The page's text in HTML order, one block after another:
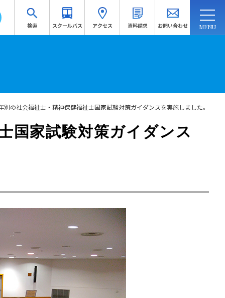
検索 スクールバス アクセス 資料請求 お問い合わせ
別の社会福祉士・精神保健福祉士国家試験対策ガイダンスを実施しました。
国家試験対策ガイダンス